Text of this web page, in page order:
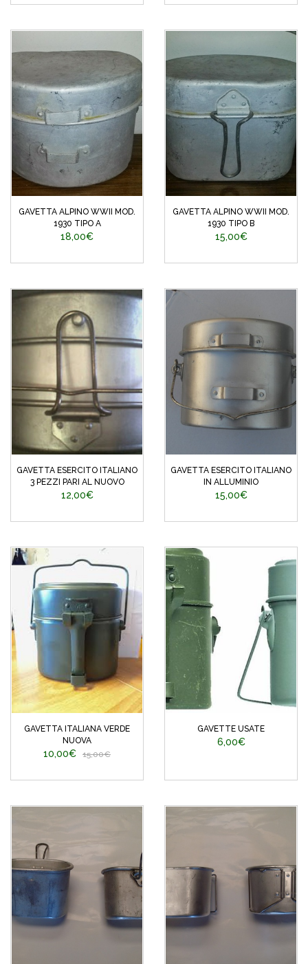
GAVETTA ALPINO WWII MOD.
1930 TIPO A
18,00€
GAVETTA ALPINO WWII MOD.
1930 TIPO B
15,00€
GAVETTA ESERCITO ITALIANO
3 PEZZI PARI AL NUOVO
12,00€
GAVETTA ESERCITO ITALIANO
IN ALLUMINIO
15,00€
GAVETTA ITALIANA VERDE
NUOVA
10,00€ 15,00€
GAVETTE USATE
6,00€